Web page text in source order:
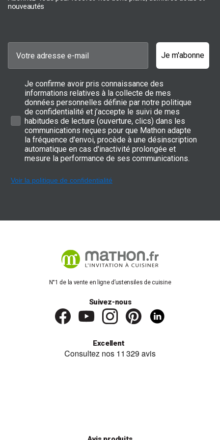
Vous souhaitez délaisser votre barbecue à gaz ou votre barbecue
? Le grill
électrique est fait pour vous. Veillez toutefois à analyser plusieurs
paramètres pour bien choisir votre appareil.
La taille de la plaque de cuisson
Premier critère à analyser ? La taille de la plaque ou des
de cuisson. Elle doit être adaptée aunombre de convives
qui vous souhaitez cuisiner, afin d’éviter de multiplier les tournées
de cuisson. Plus vos plaques sont grandes, plus vous pourrez
cuire d’aliments en une seule fois. Si vous vivez seul ou en couple,
une plaque de cuisson de taille modérée est sans doute
suffisante. Veillez à bien lire la fiche descriptive de l’appareil que
cuire sur 2 plaques en même temps une fois ouverts.
Lesgrills électriquespossèdent différents types de plaques en
aliments à toaster. Dans tous les cas, veillez à choisir un
revêtement antiadhérent: ce type de revêtement permet de
cuire les aliments sans qu’ils accrochent aux plaques de cuisson.
Elle se situe généralement entre700 et 3 000 watts
puissance doit être adaptée à la taille de la plaque de cuisson :
importante pour bien chauffer.
Les programmes de cuisson prédéfinis
nouveautés
Je m'abonne
Je confirme avoir pris connaissance des
informations relatives à la collecte de mes
données personnelles définie par notre politique
de confidentialité et j’accepte le suivi de mes
habitudes de lecture (ouverture, clics) dans les
communications reçues pour que Mathon adapte
la fréquence d'envoi, procède à une désinscription
automatique en cas d'inactivité prolongée et
mesure la performance de ses communications.
Voir la politique de confidentialité
N°1 de la vente en ligne d’ustensiles de cuisine
Suivez-nous
Excellent